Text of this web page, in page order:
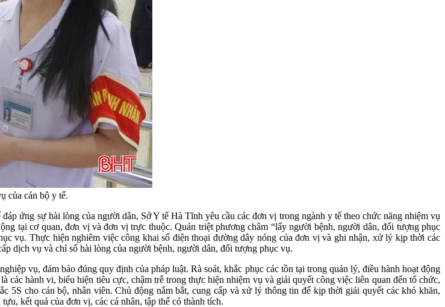
của cán bộ y tế.
ứng sự hài lòng của người dân, Sở Y tế Hà Tĩnh yêu cầu các đơn vị trong ngành y tế theo chức năng nhiệm vụ
tại cơ quan, đơn vị và đơn vị trực thuộc. Quán triệt phương châm “lấy người bệnh, người dân, đối tượng phục
vụ. Thực hiện nghiêm việc công khai số điện thoại đường dây nóng của đơn vị và ghi nhận, xử lý kịp thời các
dịch vụ và chỉ số hài lòng của người bệnh, người dân, đối tượng phục vụ.
vụ, đảm bảo đúng quy định của pháp luật. Rà soát, khắc phục các tồn tại trong quản lý, điều hành hoạt động
hành vi, biểu hiện tiêu cực, chậm trễ trong thực hiện nhiệm vụ và giải quyết công việc liên quan đến tổ chức,
5S cho cán bộ, nhân viên. Chủ động nắm bắt, cung cấp và xử lý thông tin để kịp thời giải quyết các khó khăn,
kết quả của đơn vị, các cá nhân, tập thể có thành tích.